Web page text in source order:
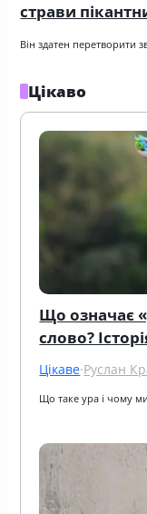
страви
Він здатен перетворити
Цікаво
Що означає
слово?
Цікаве·Руслан
Що таке ура і чому